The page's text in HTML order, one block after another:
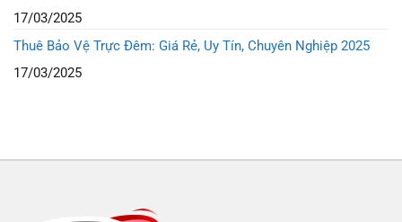
17/03/2025
Thuê Bảo Vệ Trực Đêm: Giá Rẻ, Uy Tín, Chuyên Nghiệp 2025
17/03/2025